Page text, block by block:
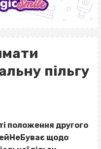
пільгу
положення другого
щодо